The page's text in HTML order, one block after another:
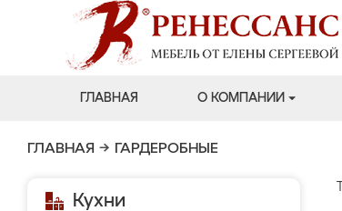
ГЛАВНАЯ О КОМПАНИИ
ГЛАВНАЯ → ГАРДЕРОБНЫЕ
Кухни